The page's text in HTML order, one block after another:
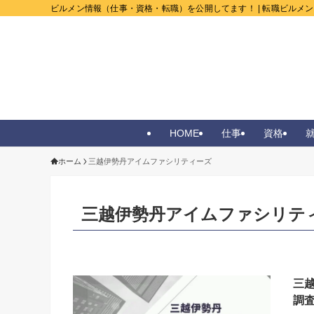
ビルメン情報（仕事・資格・転職）を公開してます！ | 転職ビルメ
HOME 仕事 資格
ホーム 三越伊勢丹アイムファシリティーズ
三越伊勢丹アイムファシリテ
三
調